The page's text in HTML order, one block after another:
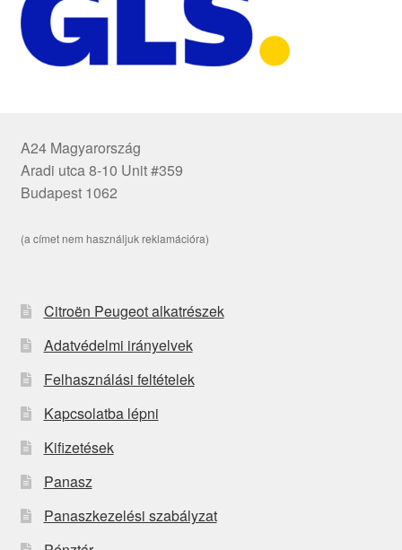
A24 Magyarország
Aradi utca 8-10 Unit #359
Budapest 1062
(a címet nem használjuk reklamációra)
Citroën Peugeot alkatrészek
Adatvédelmi irányelvek
Felhasználási feltételek
Kapcsolatba lépni
Kifizetések
Panasz
Panaszkezelési szabályzat